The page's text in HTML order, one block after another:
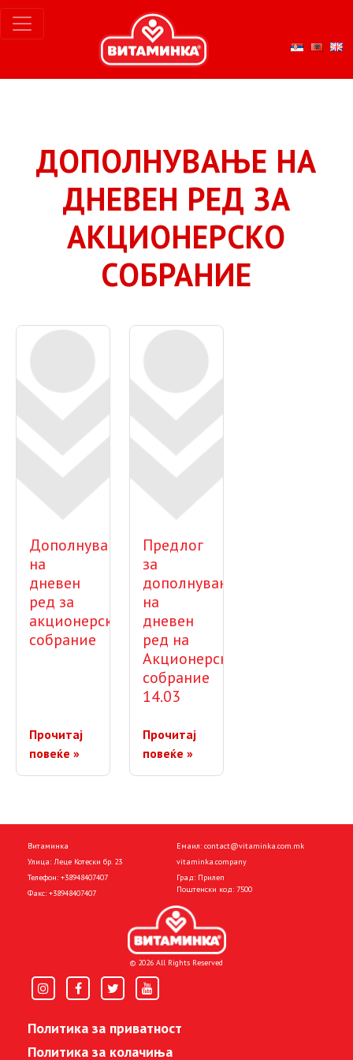
ДОПОЛНУВАЊЕ НА
ДНЕВЕН РЕД ЗА
АКЦИОНЕРСКО
СОБРАНИЕ
Дополнување
на
дневен
ред за
акционерско
собрание
Прочитај
повеќе »
Предлог
за
дополнување
на
дневен
ред на
Акционерско
собрание
14.03
Прочитај
повеќе »
Витаминка
Улица: Леце Котески бр. 23
Телефон: +38948407407
Факс: +38948407407
Емаил: contact@vitaminka.com.mk
vitaminka.company
Град: Прилеп
Поштенски код: 7500
© 2026 All Rights Reserved
Политика за приватност
Политика за колачиња